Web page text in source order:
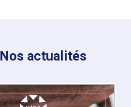
Nos actualités